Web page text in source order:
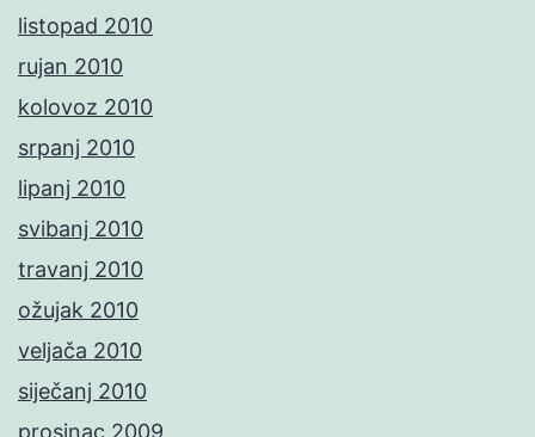
listopad 2010
rujan 2010
kolovoz 2010
srpanj 2010
lipanj 2010
svibanj 2010
travanj 2010
ožujak 2010
veljača 2010
siječanj 2010